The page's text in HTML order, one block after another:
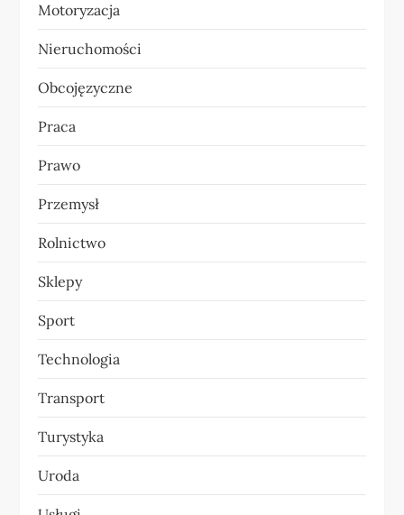
Motoryzacja
Nieruchomości
Obcojęzyczne
Praca
Prawo
Przemysł
Rolnictwo
Sklepy
Sport
Technologia
Transport
Turystyka
Uroda